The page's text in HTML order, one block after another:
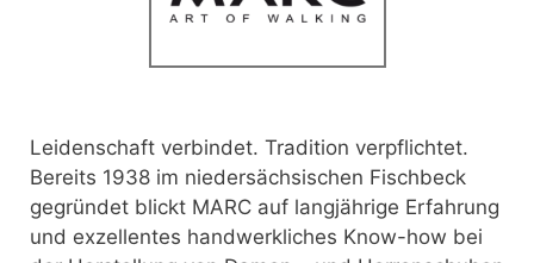
Leidenschaft verbindet. Tradition verpflichtet.
Bereits 1938 im niedersächsischen Fischbeck
gegründet blickt MARC auf langjährige Erfahrung
und exzellentes handwerkliches Know-how bei